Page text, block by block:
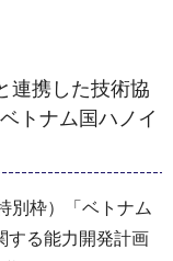
連携した技術協
トナム国ハノイ
別枠）「ベトナム
する能力開発計画